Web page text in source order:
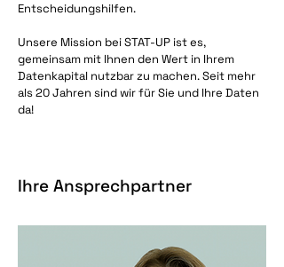
Entscheidungshilfen.
Unsere Mission bei STAT-UP ist es,
gemeinsam mit Ihnen den Wert in Ihrem
Datenkapital nutzbar zu machen. Seit mehr
als 20 Jahren sind wir für Sie und Ihre Daten
da!
Ihre Ansprechpartner